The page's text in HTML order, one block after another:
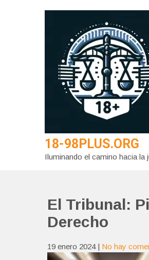
18-98PLUS.ORG
Iluminando el camino hacia la
El Tribunal:
Derecho
19 enero 2024 | No hay